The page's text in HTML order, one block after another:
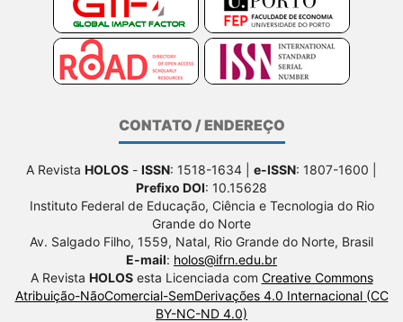
CONTATO / ENDEREÇO
A Revista HOLOS - ISSN: 1518-1634 | e-ISSN: 1807-1600 |
Prefixo DOI: 10.15628
Instituto Federal de Educação, Ciência e Tecnologia do Rio
Grande do Norte
Av. Salgado Filho, 1559, Natal, Rio Grande do Norte, Brasil
E-mail: holos@ifrn.edu.br
A Revista HOLOSesta Licenciada com Creative Commons
Atribuição-NãoComercial-SemDerivações 4.0 Internacional (CC
BY-NC-ND 4.0)